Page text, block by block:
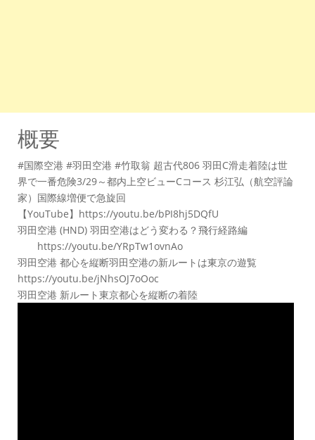
概要
#国際空港 #羽田空港 #竹取翁 超古代806 羽田C滑走着陸は世
界で一番危険3/29～都内上空ビューCコース 杉江弘（航空評論
家）国際線増便で急旋回
【YouTube】https://youtu.be/bPI8hj5DQfU
羽田空港 (HND) 羽田空港はどう変わる？飛行経路編
https://youtu.be/YRpTw1ovnAo
羽田空港 都心を縦断羽田空港の新ルートは東京の遊覧
https://youtu.be/jNhsOJ7oOoc
羽田空港 新ルート東京都心を縦断の着陸